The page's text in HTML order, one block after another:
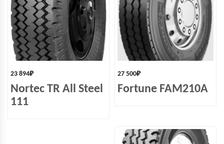
23 894₽
Nortec TR All Steel
111
27 500₽
Fortune FAM210A